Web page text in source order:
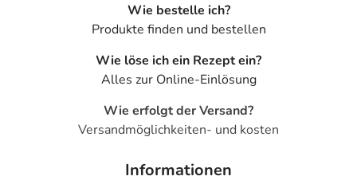
Wie bestelle ich?
Produkte finden und bestellen
Wie löse ich ein Rezept ein?
Alles zur Online-Einlösung
Wie erfolgt der Versand?
Versandmöglichkeiten- und kosten
Informationen